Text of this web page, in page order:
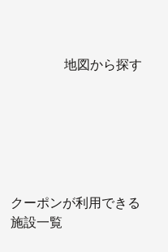
地図から探す
クーポンが利用できる
施設一覧